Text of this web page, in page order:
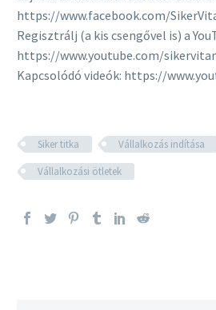
https://www.facebook.com/
Regisztrálj (a kis csengővel is) a
https://www.youtube.com/
Kapcsolódó videók: https://
Siker titka
Vállalkozás indítása
Vállalkozási ötletek